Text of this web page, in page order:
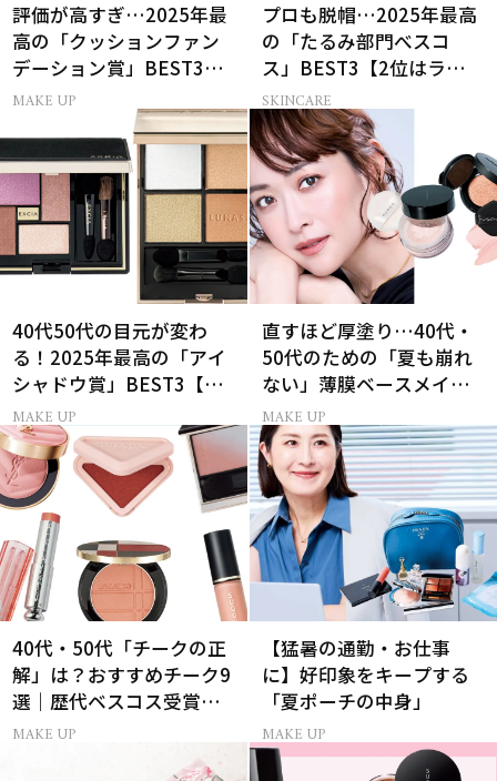
評価が高すぎ…2025年最
高の「クッションファン
デーション賞」BEST3【2
位はNARS、1位は？】
MAKE UP
プロも脱帽…2025年最高
の「たるみ部門べスコ
ス」BEST3【2位はラ・メ
ール、1位は？】
SKINCARE
40代50代の目元が変わ
る！2025年最高の「アイ
シャドウ賞」BEST3【2位
はルナソル、1位は？】
MAKE UP
直すほど厚塗り…40代・
50代のための「夏も崩れ
ない」薄膜ベースメイク
術
MAKE UP
40代・50代「チークの正
解」は？おすすめチーク9
選｜歴代ベスコス受賞ま
とめ＆正しい使い方
MAKE UP
【猛暑の通勤・お仕事
に】好印象をキープする
「夏ポーチの中身」
MAKE UP